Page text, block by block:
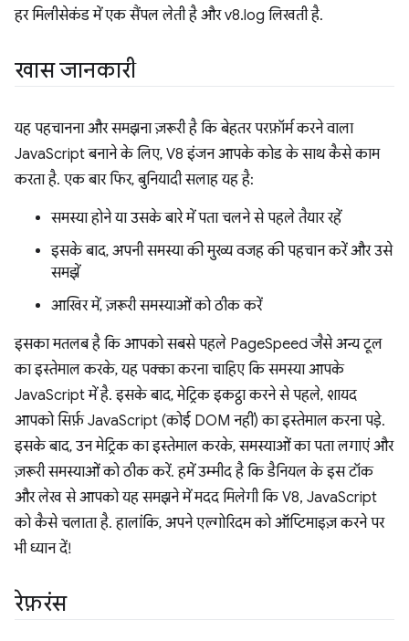
हर मिलीसेकंड में एक सैंपल लेती है और v8.log लिखती है.
खास जानकारी
यह पहचानना और समझना ज़रूरी है कि बेहतर परफ़ॉर्म करने वाला
JavaScript बनाने के लिए, V8 इंजन आपके कोड के साथ कैसे काम
करता है. एक बार फिर, बुनियादी सलाह यह है:
समस्या होने या उसके बारे में पता चलने से पहले तैयार रहें
इसके बाद, अपनी समस्या की मुख्य वजह की पहचान करें और उसे
समझें
आखिर में, ज़रूरी समस्याओं को ठीक करें
इसका मतलब है कि आपको सबसे पहले PageSpeed जैसे अन्य टूल
का इस्तेमाल करके, यह पक्का करना चाहिए कि समस्या आपके
JavaScript में है. इसके बाद, मेट्रिक इकट्ठा करने से पहले, शायद
आपको सिर्फ़ JavaScript (कोई DOM नहीं) का इस्तेमाल करना पड़े.
इसके बाद, उन मेट्रिक का इस्तेमाल करके, समस्याओं का पता लगाएं और
ज़रूरी समस्याओं को ठीक करें. हमें उम्मीद है कि डैनियल के इस टॉक
और लेख से आपको यह समझने में मदद मिलेगी कि V8, JavaScript
को कैसे चलाता है. हालांकि, अपने एल्गोरिदम को ऑप्टिमाइज़ करने पर
भी ध्यान दें!
रेफ़रंस